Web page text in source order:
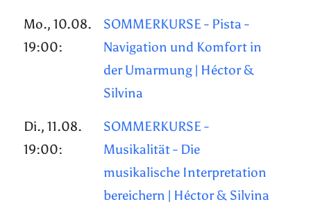
Mo., 10.08.
19:00:
SOMMERKURSE - Pista -
Navigation und Komfort in
der Umarmung | Héctor &
Silvina
Di., 11.08.
19:00:
SOMMERKURSE -
Musikalität - Die
musikalische Interpretation
bereichern | Héctor & Silvina